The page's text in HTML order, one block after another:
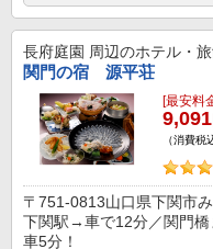
長府庭園 周辺のホテル・
関門の宿 源平荘
[最安料
9,091
（消費税
〒751-0813山口県下関市
下関駅→車で12分／関門橋
車5分！